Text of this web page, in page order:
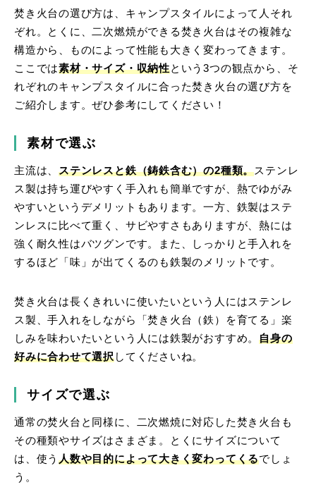
焚き火台の選び方は、キャンプスタイルによって人それ
ぞれ。とくに、二次燃焼ができる焚き火台はその複雑な
構造から、ものによって性能も大きく変わってきます。
ここでは素材・サイズ・収納性という3つの観点から、そ
れぞれのキャンプスタイルに合った焚き火台の選び方を
ご紹介します。ぜひ参考にしてください！
素材で選ぶ
主流は、ステンレスと鉄（鋳鉄含む）の2種類。ステンレ
ス製は持ち運びやすく手入れも簡単ですが、熱でゆがみ
やすいというデメリットもあります。一方、鉄製はステ
ンレスに比べて重く、サビやすさもありますが、熱には
強く耐久性はバツグンです。また、しっかりと手入れを
するほど「味」が出てくるのも鉄製のメリットです。
焚き火台は長くきれいに使いたいという人にはステンレ
ス製、手入れをしながら「焚き火台（鉄）を育てる」楽
しみを味わいたいという人には鉄製がおすすめ。自身の
好みに合わせて選択してくださいね。
サイズで選ぶ
通常の焚火台と同様に、二次燃焼に対応した焚き火台も
その種類やサイズはさまざま。とくにサイズについて
は、使う人数や目的によって大きく変わってくるでしょ
う。